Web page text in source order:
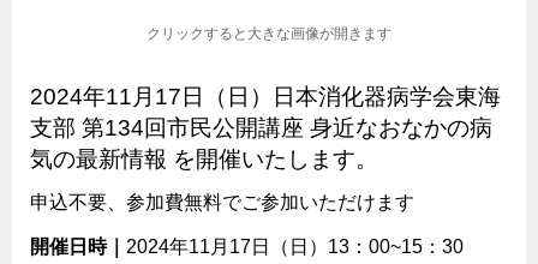
クリックすると大きな画像が開きます
2024年11月17日（日）日本消化器病学会東海
支部 第134回市民公開講座 身近なおなかの病
気の最新情報 を開催いたします。
申込不要、参加費無料でご参加いただけます
開催日時｜ 2024年11月17日（日）13：00~15：30